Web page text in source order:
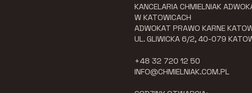
KANCELARIA CHMIELNIAK
W KATOWICACH
ADWOKAT PRAWO KARNE
UL. GLIWICKA 6/2, 40-079
+48 32 720 12 50
INFO@CHMIELNIAK.COM.PL